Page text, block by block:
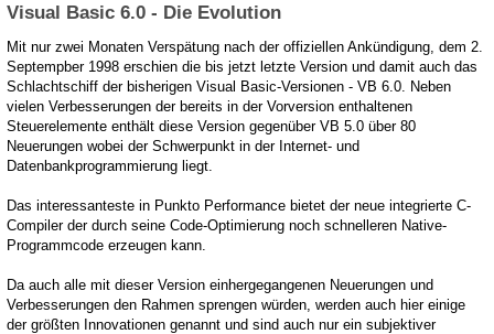
Visual Basic 6.0 - Die Evolution
Mit nur zwei Monaten Verspätung nach der offiziellen Ankündigung, dem 2.
Septempber 1998 erschien die bis jetzt letzte Version und damit auch das
Schlachtschiff der bisherigen Visual Basic-Versionen - VB 6.0. Neben
vielen Verbesserungen der bereits in der Vorversion enthaltenen
Steuerelemente enthält diese Version gegenüber VB 5.0 über 80
Neuerungen wobei der Schwerpunkt in der Internet- und
Datenbankprogrammierung liegt.
Das interessanteste in Punkto Performance bietet der neue integrierte C-
Compiler der durch seine Code-Optimierung noch schnelleren Native-
Programmcode erzeugen kann.
Da auch alle mit dieser Version einhergegangenen Neuerungen und
Verbesserungen den Rahmen sprengen würden, werden auch hier einige
der größten Innovationen genannt und sind auch nur ein subjektiver